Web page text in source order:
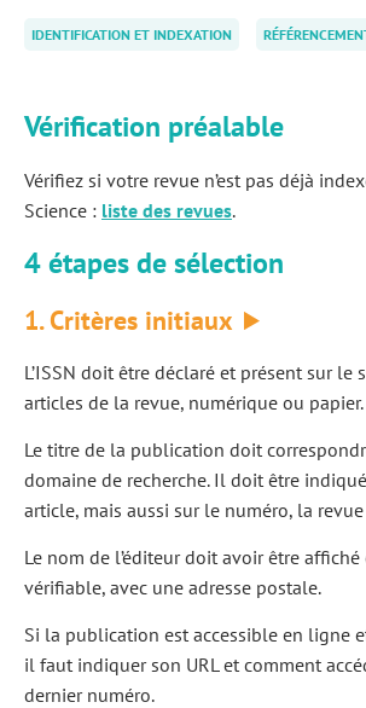
IDENTIFICATION ET INDEXATION
Vérification préalable
Vérifiez si votre revue n’est pas déjà
Science : liste des revues.
4 étapesde sélection
1. Critères initiaux
L’ISSN doit être déclaré et présent sur le
articles de la revue, numérique ou papier.
Le titre de la publication doit
domaine de recherche. Il doit être
article, mais aussi sur le numéro, la
Le nom de l’éditeur doit avoir être
vérifiable, avec une adresse postale.
Si la publication est accessible en ligne
il faut indiquer son URL et comment
dernier numéro.